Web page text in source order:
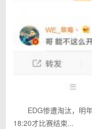
EDG惨遭淘汰，明
18:20才比赛结束...